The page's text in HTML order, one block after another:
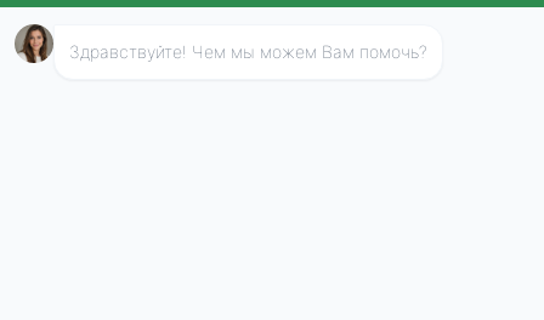
Дмитров
Долгопрудный
Домодедово